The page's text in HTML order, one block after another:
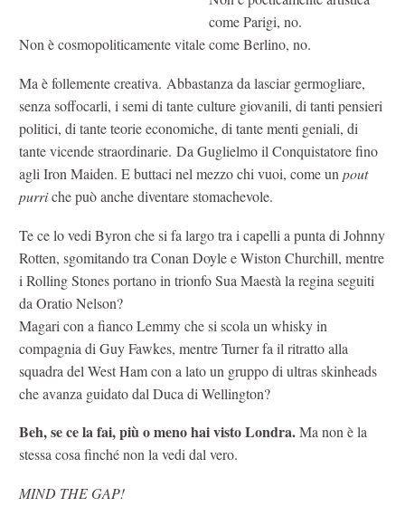
come Parigi, no.
Non è cosmopoliticamente vitale come Berlino, no.
Ma è follemente creativa. Abbastanza da lasciar germogliare,
senza soffocarli, i semi di tante culture giovanili, di tanti pensieri
politici, di tante teorie economiche, di tante menti geniali, di
tante vicende straordinarie. Da Guglielmo il Conquistatore fino
agli Iron Maiden. E buttaci nel mezzo chi vuoi, come un pout
purriche può anche diventare stomachevole.
Te ce lo vedi Byron che si fa largo tra i capelli a punta di Johnny
Rotten, sgomitando tra Conan Doyle e Wiston Churchill, mentre
i Rolling Stones portano in trionfo Sua Maestà la regina seguiti
da Oratio Nelson?
Magari con a fianco Lemmy che si scola un whisky in
compagnia di Guy Fawkes, mentre Turner fa il ritratto alla
squadra del West Ham con a lato un gruppo di ultras skinheads
che avanza guidato dal Duca di Wellington?
Beh, se ce la fai, più o meno hai visto Londra.Ma non è la
stessa cosa finché non la vedi dal vero.
MIND THE GAP!